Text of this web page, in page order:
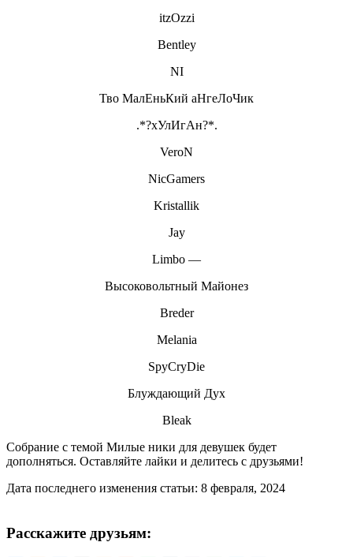
itzOzzi
Bentley
NI
Тво МалЕньКий аНгеЛоЧик
.*?хУлИгАн?*.
VeroN
NicGamers
Kristallik
Jay
Limbo —
Высоковольтный Майонез
Breder
Melania
SpyCryDie
Блуждающий Дух
Bleak
Собрание с темой Милые ники для девушек будет
дополняться. Оставляйте лайки и делитесь с друзьями!
Дата последнего изменения статьи: 8 февраля, 2024
Расскажите друзьям: